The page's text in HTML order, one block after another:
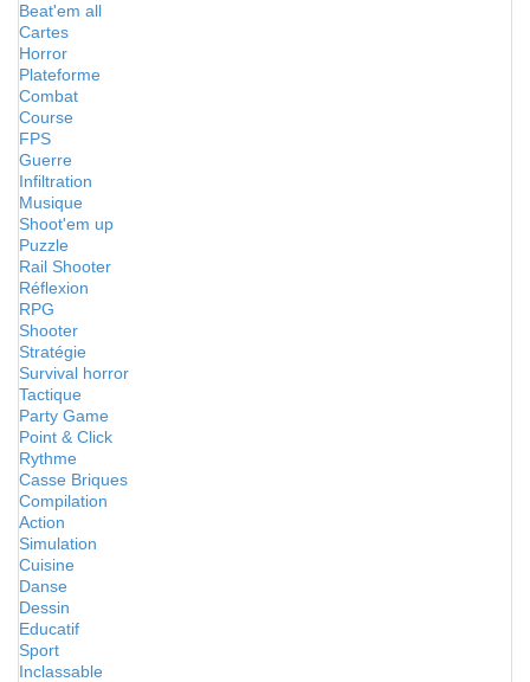
Beat'em all
Cartes
Horror
Plateforme
Combat
Course
FPS
Guerre
Infiltration
Musique
Shoot'em up
Puzzle
Rail Shooter
Réflexion
RPG
Shooter
Stratégie
Survival horror
Tactique
Party Game
Point & Click
Rythme
Casse Briques
Compilation
Action
Simulation
Cuisine
Danse
Dessin
Educatif
Sport
Inclassable